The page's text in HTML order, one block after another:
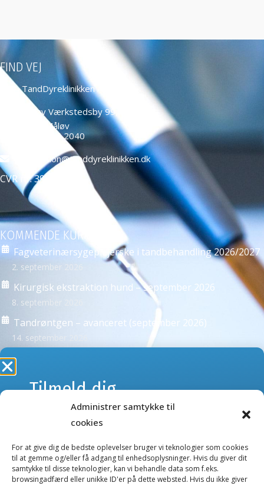
Administrer samtykke til
cookies
For at give dig de bedste oplevelser bruger vi teknologier som cookies
til at gemme og/eller få adgang til enhedsoplysninger. Hvis du giver dit
samtykke til disse teknologier, kan vi behandle data som f.eks.
browsingadfærd eller unikke ID'er på dette websted. Hvis du ikke giver
FIND VEJ
TandDyreklinikken ApS
Måløv Værkstedsby 99,
2760 Måløv
+45 4466 2040
education@tanddyreklinikken.dk
CVR nr: 39584271
KOMMENDE KURSER
Fagveterinærsygeplejerske i tandbehandling 2026/2027
2. september 2026
Kirurgisk ekstraktion hund – september 2026
8. september 2026
Tandrøntgen – avanceret (september 2026)
14. september 2026
NYHEDSBREVE
Tilmeld dig vores nyhedsbreve og få besked om kurser
eller nye produkter og tilbud i webshoppen.
Kurser nyhedsbrev
Tilmeld dig
webshoppens